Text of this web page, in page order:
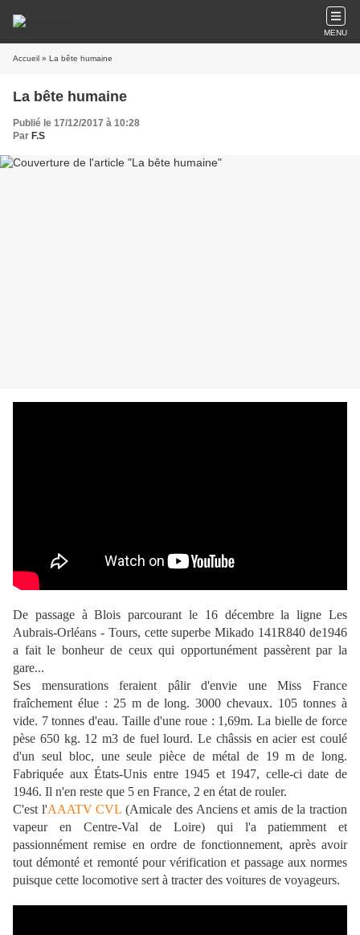
MENU
Accueil » La bête humaine
La bête humaine
Publié le 17/12/2017 à 10:28
Par F.S
De passage à Blois parcourant le 16 décembre la ligne Les
Aubrais-Orléans - Tours, cette superbe Mikado 141R840 de1946
a fait le bonheur de ceux qui opportunément passèrent par la
gare...
Ses mensurations feraient pâlir d'envie une Miss France
fraîchement élue : 25 m de long. 3000 chevaux. 105 tonnes à
vide. 7 tonnes d'eau. Taille d'une roue : 1,69m. La bielle de force
pèse 650 kg. 12 m3 de fuel lourd. Le châssis en acier est coulé
d'un seul bloc, une seule pièce de métal de 19 m de long.
Fabriquée aux États-Unis entre 1945 et 1947, celle-ci date de
1946. Il n'en reste que 5 en France, 2 en état de rouler.
C'est l'AAATV CVL (Amicale des Anciens et amis de la traction
vapeur en Centre-Val de Loire) qui l'a patiemment et
passionnément remise en ordre de fonctionnement, après avoir
tout démonté et remonté pour vérification et passage aux normes
puisque cette locomotive sert à tracter des voitures de voyageurs.